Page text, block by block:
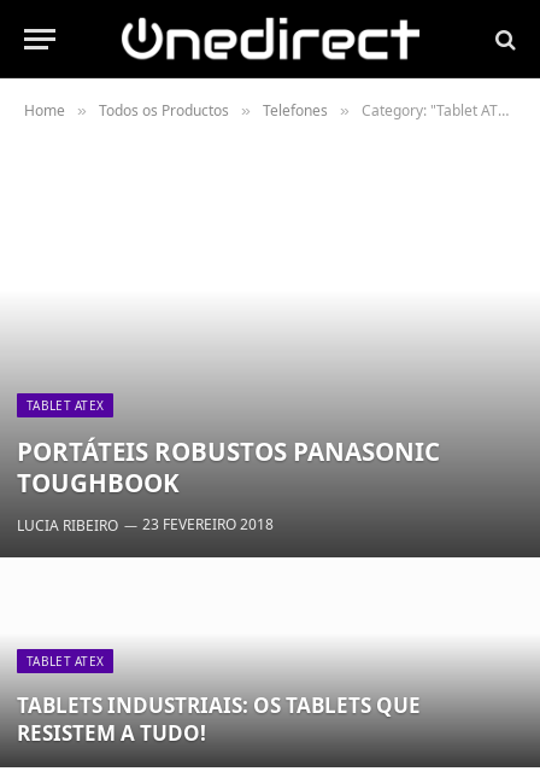
Home » Todos os Productos » Telefones » Category: "Tablet ATEX"
TABLET ATEX
PORTÁTEIS ROBUSTOS PANASONIC
TOUGHBOOK
LUCIA RIBEIRO 23 FEVEREIRO 2018
TABLET ATEX
TABLETS INDUSTRIAIS: OS TABLETS QUE
RESISTEM A TUDO!